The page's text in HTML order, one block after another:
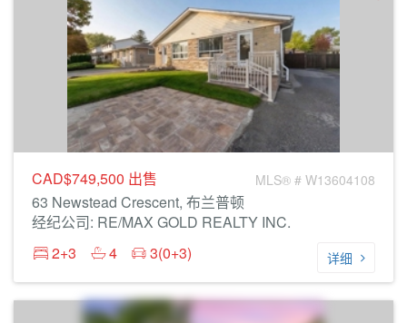
CAD$749,500 出售 MLS® # W13604108
63 Newstead Crescent, 布兰普顿
经纪公司: RE/MAX GOLD REALTY INC.
2+3
4 3(0+3) 详细